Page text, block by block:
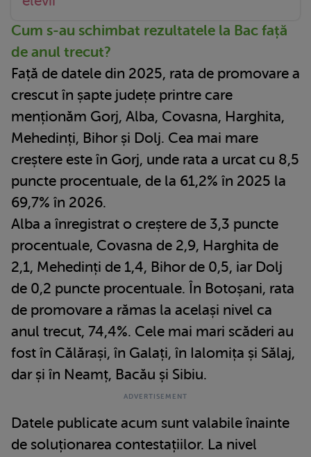
Cum s-au schimbat rezultatele la Bac față
de anul trecut?
Față de datele din 2025, rata de promovare a
crescut în șapte județe printre care
menționăm Gorj, Alba, Covasna, Harghita,
Mehedinți, Bihor și Dolj. Cea mai mare
creștere este în Gorj, unde rata a urcat cu 8,5
puncte procentuale, de la 61,2% în 2025 la
69,7% în 2026.
Alba a înregistrat o creștere de 3,3 puncte
procentuale, Covasna de 2,9, Harghita de
2,1, Mehedinți de 1,4, Bihor de 0,5, iar Dolj
de 0,2 puncte procentuale. În Botoșani, rata
de promovare a rămas la același nivel ca
anul trecut, 74,4%. Cele mai mari scăderi au
fost în Călărași, în Galați, în Ialomița și Sălaj,
dar și în Neamț, Bacău și Sibiu.
Datele publicate acum sunt valabile înainte
de soluționarea contestațiilor. La nivel